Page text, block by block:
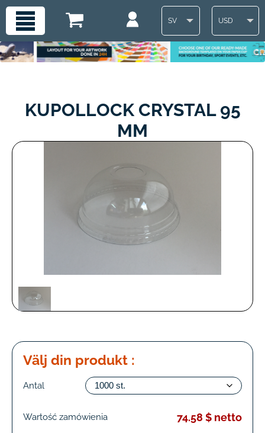
SV USD
KUPOLLOCK CRYSTAL 95
MM
Välj din produkt :
Antal
Wartość zamówienia 74.58 $ netto